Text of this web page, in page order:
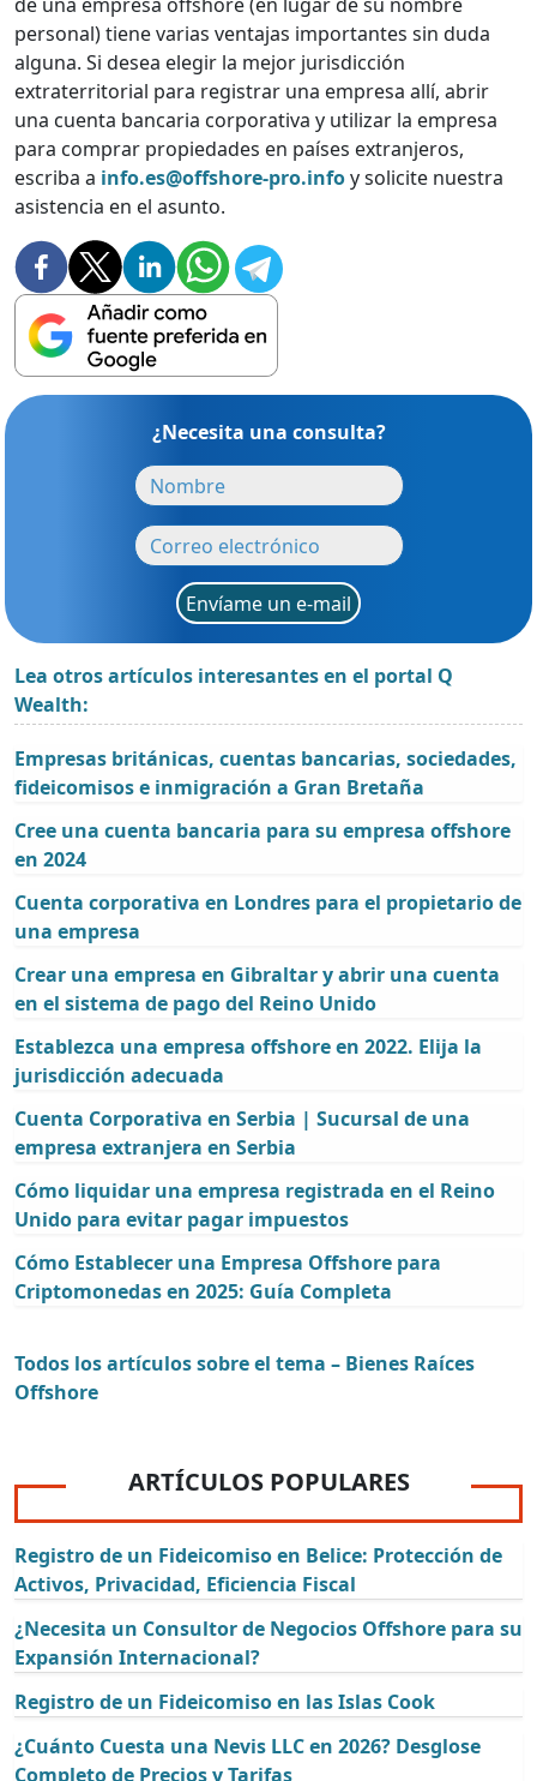
personal) tiene varias ventajas importantes sin duda
alguna. Si desea elegir la mejor jurisdicción
extraterritorial para registrar una empresa allí, abrir
una cuenta bancaria corporativa y utilizar la empresa
para comprar propiedades en países extranjeros,
escriba a info.es@offshore-pro.infoy solicite nuestra
asistencia en el asunto.
¿Necesita una consulta?
Envíame un e-mail
Lea otros artículos interesantes en el portal Q
Wealth:
Empresas británicas, cuentas bancarias, sociedades,
fideicomisos e inmigración a Gran Bretaña
Cree una cuenta bancaria para su empresa offshore
en 2024
Cuenta corporativa en Londres para el propietario de
una empresa
Crear una empresa en Gibraltar y abrir una cuenta
en el sistema de pago del Reino Unido
Establezca una empresa offshore en 2022. Elija la
jurisdicción adecuada
Cuenta Corporativa en Serbia | Sucursal de una
empresa extranjera en Serbia
Cómo liquidar una empresa registrada en el Reino
Unido para evitar pagar impuestos
Cómo Establecer una Empresa Offshore para
Criptomonedas en 2025: Guía Completa
Todos los artículos sobre el tema – Bienes Raíces
Offshore
ARTÍCULOS POPULARES
Registro de un Fideicomiso en Belice: Protección de
Activos, Privacidad, Eficiencia Fiscal
¿Necesita un Consultor de Negocios Offshore para su
Expansión Internacional?
Registro de un Fideicomiso en las Islas Cook
¿Cuánto Cuesta una Nevis LLC en 2026? Desglose
Completo de Precios y Tarifas